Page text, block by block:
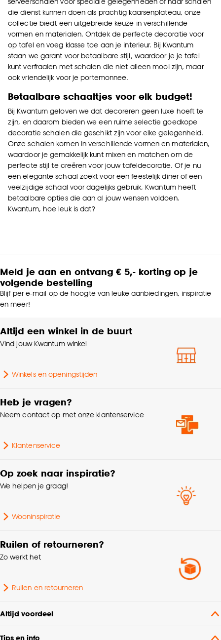
die dienst kunnen doen als prachtig kaarsenplateau, onze
collectie biedt een uitgebreide keuze in verschillende
vormen en materialen. Ontdek de perfecte decoratie voor
op tafel en voeg klasse toe aan je interieur. Bij Kwantum
staan we garant voor betaalbare stijl, waardoor je je tafel
kunt verfraaien met schalen die niet alleen mooi zijn, maar
ook vriendelijk voor je portemonnee.
Betaalbare schaaltjes voor elk budget!
Bij Kwantum geloven we dat decoreren geen luxe hoeft te
zijn, en daarom bieden we een ruime selectie goedkope
decoratie schalen die geschikt zijn voor elke gelegenheid.
Onze schalen komen in verschillende vormen en materialen,
waardoor je gemakkelijk kunt mixen en matchen om de
perfecte stijl te creëren voor jouw tafeldecoratie. Of je nu
een elegante schaal zoekt voor een feestelijk diner of een
veelzijdige schaal voor dagelijks gebruik, Kwantum heeft
betaalbare opties die aan al jouw wensen voldoen.
Kwantum, hoe leuk is dat?
Meld je aan en ontvang € 5,- korting op je
volgende bestelling
Blijf per e-mail op de hoogte van leuke aanbiedingen, inspiratie
en meer!
Altijd een winkel in de buurt
Vind jouw Kwantum winkel
Winkels en openingstijden
Heb je vragen?
Neem contact op met onze klantenservice
Klantenservice
Op zoek naar inspiratie?
We helpen je graag!
Wooninspiratie
Ruilen of retourneren?
Zo werkt het
Ruilen en retourneren
Altijd voordeel
Tips en info